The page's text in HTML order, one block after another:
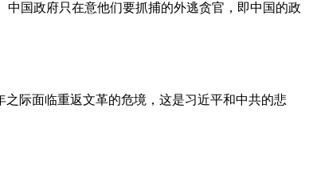
国政府只在意他们要抓捕的外逃贪官，即中国的政
际面临重返文革的危境，这是习近平和中共的悲